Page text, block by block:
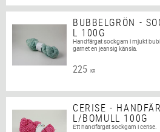
BUBBELGRÖN -
L 100G
Handfärgat sockgarn i mjukt
garnet en jeansig känsla.
225 KR
CERISE -
L/BOMULL 100G
Ett handfärgat sockgarn i cerise.